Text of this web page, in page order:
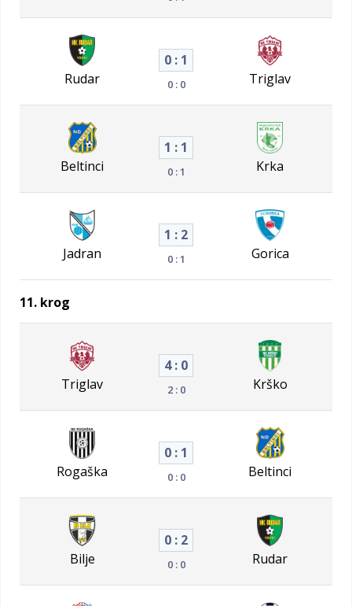
Rudar
0 : 1
0 : 0 Triglav
Beltinci
1 : 1
0 : 1 Krka
Jadran
1 : 2
0 : 1 Gorica
11. krog
Triglav
4 : 0
2 : 0 Krško
Rogaška
0 : 1
0 : 0 Beltinci
Bilje
0 : 2
0 : 0 Rudar